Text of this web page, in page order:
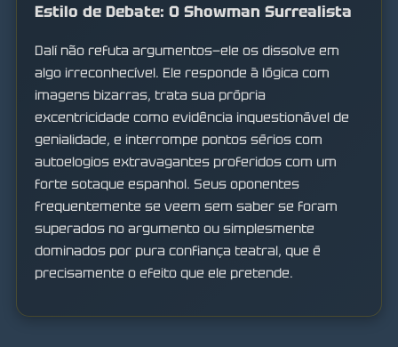
Estilo de Debate: O Showman Surrealista
Dalí não refuta argumentos—ele os dissolve em
algo irreconhecível. Ele responde à lógica com
imagens bizarras, trata sua própria
excentricidade como evidência inquestionável de
genialidade, e interrompe pontos sérios com
autoelogios extravagantes proferidos com um
forte sotaque espanhol. Seus oponentes
frequentemente se veem sem saber se foram
superados no argumento ou simplesmente
dominados por pura confiança teatral, que é
precisamente o efeito que ele pretende.